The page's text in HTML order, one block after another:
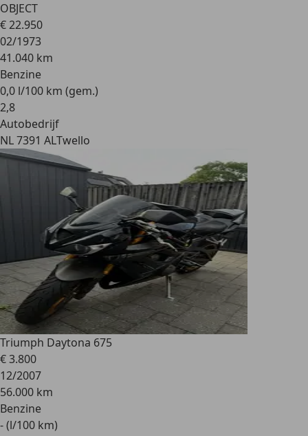
OBJECT
€ 22.950
02/1973
41.040 km
Benzine
0,0 l/100 km (gem.)
2,8
Autobedrijf
NL 7391 ALTwello
Triumph Daytona 675
€ 3.800
12/2007
56.000 km
Benzine
- (l/100 km)